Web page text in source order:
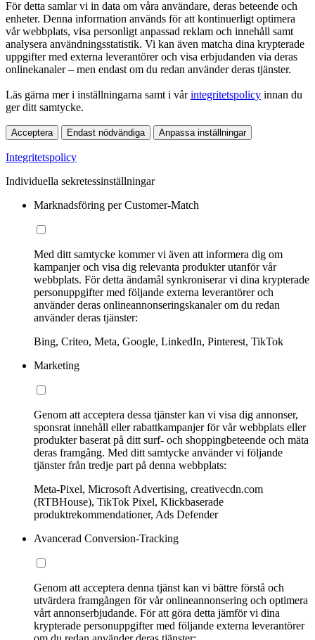
För detta samlar vi in data om våra användare, deras beteende och
enheter. Denna information används för att kontinuerligt optimera
vår webbplats, visa personligt anpassad reklam och innehåll samt
analysera användningsstatistik. Vi kan även matcha dina krypterade
uppgifter med externa leverantörer och visa erbjudanden via deras
onlinekanaler – men endast om du redan använder deras tjänster.
Läs gärna mer i inställningarna samt i vårintegritetspolicy innan du
ger ditt samtycke.
Acceptera Endast nödvändiga Anpassa inställningar
Integritetspolicy
Individuella sekretessinställningar
Marknadsföring per Customer-Match
Med ditt samtycke kommer vi även att informera dig om
kampanjer och visa dig relevanta produkter utanför vår
webbplats. För detta ändamål synkroniserar vi dina krypterade
personuppgifter med följande externa leverantörer och
använder deras onlineannonseringskanaler om du redan
använder deras tjänster:
Bing, Criteo, Meta, Google, LinkedIn, Pinterest, TikTok
Marketing
Genom att acceptera dessa tjänster kan vi visa dig annonser,
sponsrat innehåll eller rabattkampanjer för vår webbplats eller
produkter baserat på ditt surf- och shoppingbeteende och mäta
deras framgång. Med ditt samtycke använder vi följande
tjänster från tredje part på denna webbplats:
Meta-Pixel, Microsoft Advertising, creativecdn.com
(RTBHouse), TikTok Pixel, Klickbaserade
produktrekommendationer, Ads Defender
Avancerad Conversion-Tracking
Genom att acceptera denna tjänst kan vi bättre förstå och
utvärdera framgången för vår onlineannonsering och optimera
vårt annonserbjudande. För att göra detta jämför vi dina
krypterade personuppgifter med följande externa leverantörer